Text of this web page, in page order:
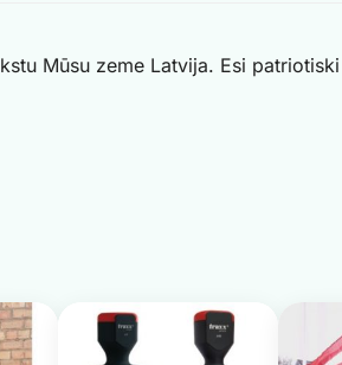
Mūsu zeme Latvija. Esi